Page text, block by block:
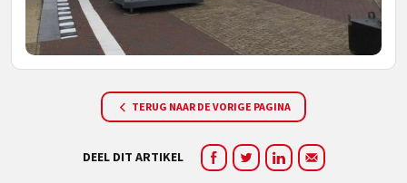
TERUG NAAR DE VORIGE PAGINA
DEEL DIT ARTIKEL